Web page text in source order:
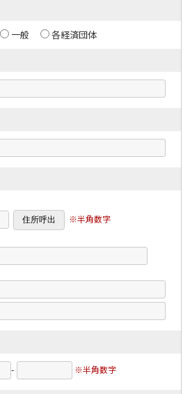
一般
各経済団体
※半角数字
- ※半角数字